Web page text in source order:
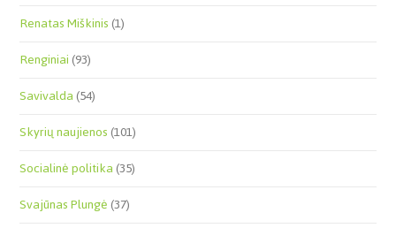
Renatas Miškinis(1)
Renginiai(93)
Savivalda(54)
Skyrių naujienos(101)
Socialinė politika(35)
Svajūnas Plungė(37)